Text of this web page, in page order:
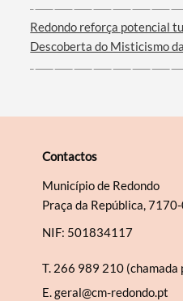
Redondo reforça potencial
Descoberta do Misticismo
Contactos
Município de Redondo
Praça da República,
NIF: 501834117
T. 266 989 210 (chamada
E.geral@cm-redondo.pt